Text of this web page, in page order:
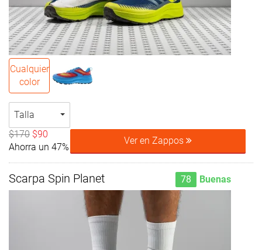
Cualquier
color
Talla
$170 $90
Ahorra un 47%
Ver en Zappos
Scarpa Spin Planet 78 Buenas